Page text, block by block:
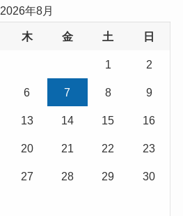
2026年8月
木 金 土 日
1 2
6 7 8 9
13 14 15 16
20 21 22 23
27 28 29 30